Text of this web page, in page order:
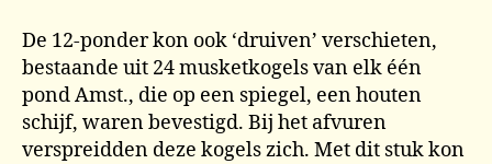
De 12-ponder kon ook ‘druiven’ verschieten,
bestaande uit 24 musketkogels van elk één
pond Amst., die op een spiegel, een houten
schijf, waren bevestigd. Bij het afvuren
verspreidden deze kogels zich. Met dit stuk kon